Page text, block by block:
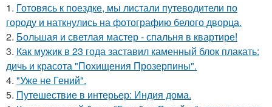
1. Готовясь к поездке, мы листали путеводители по
городу и наткнулись на фотографию белого дворца.
2. Большая и светлая мастер - спальня в квартире!
3. Как мужик в 23 года заставил каменный блок плакать:
дичь и красота "Похищения Прозерпины".
4. "Уже не Гений".
5. Путешествие в интерьер: Индия дома.